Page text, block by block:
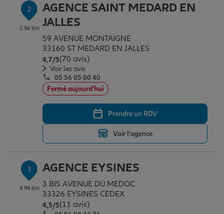
Investissements immobiliers
Transmission
Changer de voiture
Départ à la retraite
Préparer l’avenir
Assurance auto
Assurance habitation
Le Pack Famille
Garantie des accidents de la vie
Assurance scolaire
Protection juridique
Professionnels
Allianz en France
2
2.56 km
AGENCE SAINT MEDARD EN
JALLES
59 AVENUE MONTAIGNE
33160 ST MEDARD EN JALLES
4,7/5Note de 4.7 sur 5
(70 avis)
Voir les avis
05 56 05 00 40
Fermé aujourd'hui
Prendre un RDV
Voir l'agence
3
4.94 km
AGENCE EYSINES
3 BIS AVENUE DU MEDOC
33326 EYSINES CEDEX
4,5/5Note de 4.5 sur 5
(11 avis)